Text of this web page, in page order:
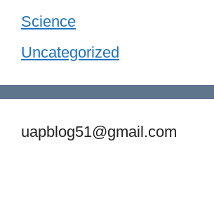
Science
Uncategorized
uapblog51@gmail.com